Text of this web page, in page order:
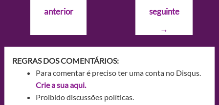
Postanterior
seguinte
→
REGRAS DOS COMENTÁRIOS:
Para comentar é preciso ter uma conta no Disqus.
Crie a sua aqui.
Proibido discussões políticas.